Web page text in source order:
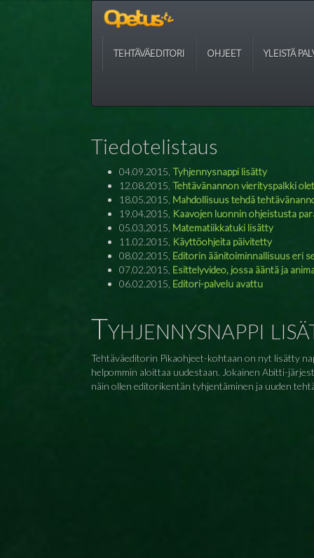
TEHTÄVÄEDITORI OHJEET YLEISTÄ
Tiedotelistaus
04.09.2015, Tyhjennysnappi lisätty
12.08.2015, Tehtävänannon vierityspalkki
18.05.2015, Mahdollisuus tehdä
19.04.2015, Kaavojen luonnin ohjeistusta
05.03.2015, Matematiikkatuki lisätty
11.02.2015, Käyttöohjeita päivitetty
08.02.2015, Editorin äänitoiminnallisuus eri
07.02.2015, Esittelyvideo, jossa ääntä ja
06.02.2015, Editori-palvelu avattu
Tyhjennysnappi
Tehtäväeditorin Pikaohjeet-kohtaan on nyt lisätty
helpommin aloittaa uudestaan. Jokainen Abitti-
näin ollen editorikentän tyhjentäminen ja uuden